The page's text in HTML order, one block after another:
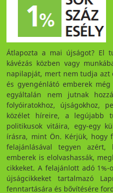
Átlapozta a mai újságot? El
kávézás közben vagy
napilapját, mert nem tudja azt
és gyengénlátó emberek
egyáltalán nem jutnak
folyóiratokhoz, újságokhoz,
közélet híreire, a legújabb
politikusok vitáira, egy-egy
írásra, mint Ön. Kérjük, hogy
felajánlásával tegyen
emberek is elolvashassák,
cikkeket. A felajánlott adó
újságcikkeket tartalmazó
fenntartására és bővítésére